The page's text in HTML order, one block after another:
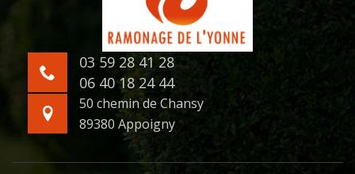
03 59 28 41 28
06 40 18 24 44
50 chemin de Chansy
89380 Appoigny